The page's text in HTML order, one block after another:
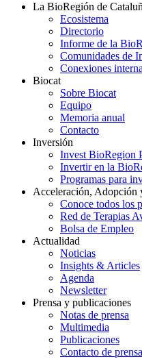
La BioRegión de
Ecosistema
Directorio
Informe de la
Comunidades de
Conexiones
Biocat
Sobre Biocat
Equipo
Memoria anual
Contacto
Inversión
Invest BioRegion
Invertir en la
Programas para
Acceleración, Adopción
Conoce todos los
Red de Terapias
Bolsa de Empleo
Actualidad
Noticias
Insights & Articles
Agenda
Newsletter
Prensa y publicaciones
Notas de prensa
Multimedia
Publicaciones
Contacto de prensa